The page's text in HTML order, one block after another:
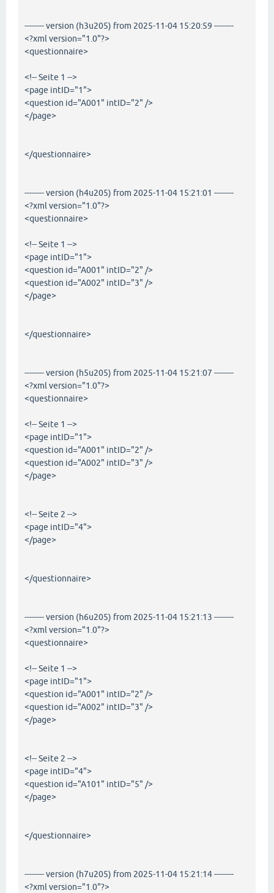
-------- version (h3u205) from 2025-11-04 15:20:59 --------
<?xml version="1.0"?>
<questionnaire>
<!-- Seite 1 -->
<page intID="1">
<question id="A001" intID="2" />
</page>
</questionnaire>
-------- version (h4u205) from 2025-11-04 15:21:01 --------
<?xml version="1.0"?>
<questionnaire>
<!-- Seite 1 -->
<page intID="1">
<question id="A001" intID="2" />
<question id="A002" intID="3" />
</page>
</questionnaire>
-------- version (h5u205) from 2025-11-04 15:21:07 --------
<?xml version="1.0"?>
<questionnaire>
<!-- Seite 1 -->
<page intID="1">
<question id="A001" intID="2" />
<question id="A002" intID="3" />
</page>
<!-- Seite 2 -->
<page intID="4">
</page>
</questionnaire>
-------- version (h6u205) from 2025-11-04 15:21:13 --------
<?xml version="1.0"?>
<questionnaire>
<!-- Seite 1 -->
<page intID="1">
<question id="A001" intID="2" />
<question id="A002" intID="3" />
</page>
<!-- Seite 2 -->
<page intID="4">
<question id="A101" intID="5" />
</page>
</questionnaire>
-------- version (h7u205) from 2025-11-04 15:21:14 --------
<?xml version="1.0"?>